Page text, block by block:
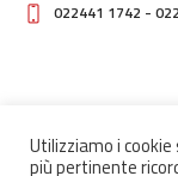
022441 1742 -
Utilizziamo i
più pertinente